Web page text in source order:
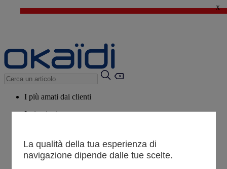
🔥SALDI : Ancora più prodotti fino al -60%*>
x
I più amati dai clienti
Ispirazioni
Potrebbero piacerti anche
Tutti i prodotti
La qualità della tua esperienza di
navigazione dipende dalle tue scelte.